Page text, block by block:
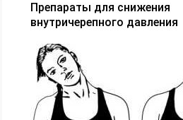
Препараты для снижения
внутричерепного давления